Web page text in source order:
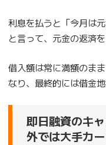
利息を払うと「今月は
と言って、元金の返済を
借入額は常に満額のま
なり、最終的には借金
即日融資のキ
外では大手カ